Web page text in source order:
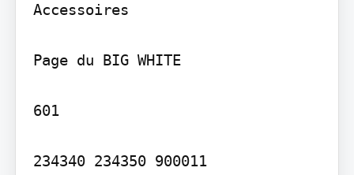
Accessoires
Page du BIG WHITE
601
234340 234350 900011